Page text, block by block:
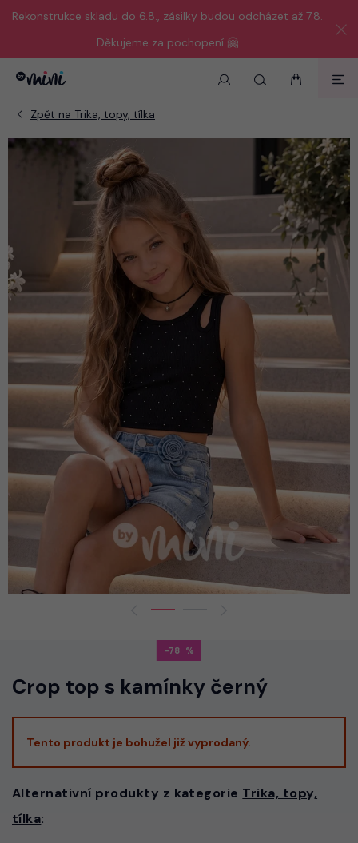
Rekonstrukce skladu do 6.8., zásilky budou odcházet až 7.8.
Děkujeme za pochopení 🤗
-78
Crop top s kamínky černý
Tento produkt je bohužel již vyprodaný.
Alternativní produkty z kategorie Trika, topy,
tílka: